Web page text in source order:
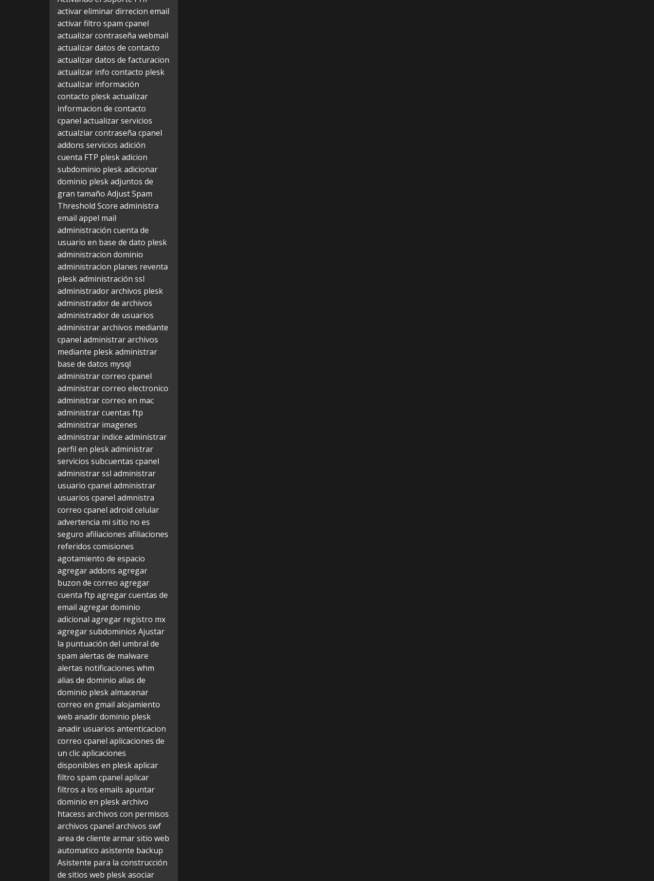
activar eliminar dirrecion email
activar filtro spam cpanel
actualizar contraseña webmail
actualizar datos de contacto
actualizar datos de facturacion
actualizar info contacto plesk
actualizar información
contacto pleskactualizar
informacion de contacto
cpanel actualizar servicios
actualziar contraseña cpanel
addons servicios adición
cuenta FTP pleskadicion
subdominio pleskadicionar
dominio pleskadjuntos de
gran tamaño Adjust Spam
Threshold Score administra
email appel mail
administración cuenta de
usuario en base de dato plesk
administracion dominio
administracion planes reventa
pleskadministración ssl
administrador archivos plesk
administrador de archivos
administrador de usuarios
administrar archivos mediante
cpanel administrar archivos
mediante pleskadministrar
base de datos mysql
administrar correo cpanel
administrar correo electronico
administrar correo en mac
administrar cuentas ftp
administrar imagenes
administrar indice administrar
perfil en pleskadministrar
servicios subcuentas cpanel
administrar ssl administrar
usuario cpanel administrar
usuarios cpanel admnistra
correo cpanel adroid celular
advertencia mi sitio no es
seguro afiliaciones afiliaciones
referidos comisiones
agotamiento de espacio
agregar addons agregar
buzon de correo agregar
cuenta ftp agregar cuentas de
email agregar dominio
adicional agregar registro mx
agregar subdominios Ajustar
la puntuación del umbral de
spam alertas de malware
alertas notificaciones whm
alias de dominio alias de
dominio pleskalmacenar
correo en gmail alojamiento
web anadir dominio plesk
anadir usuarios antenticacion
correo cpanel aplicaciones de
un clicaplicaciones
disponibles en pleskaplicar
filtro spam cpanel aplicar
filtros a los emails apuntar
dominio en pleskarchivo
htacess archivos con permisos
archivos cpanel archivos swf
area de cliente armar sitio web
automatico asistente backup
Asistente para la construcción
de sitios web pleskasociar